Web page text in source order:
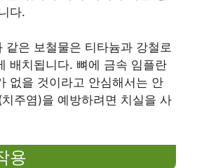
다.
같은 보철물은 티타늄과 강철로
배치됩니다. 뼈에 금속 임플란
없을 것이라고 안심해서는 안
주염)을 예방하려면 치실을 사
용